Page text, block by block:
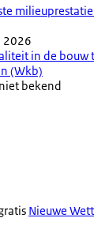
2026
in de bouw
(Wkb)
bekend
Nieuwe